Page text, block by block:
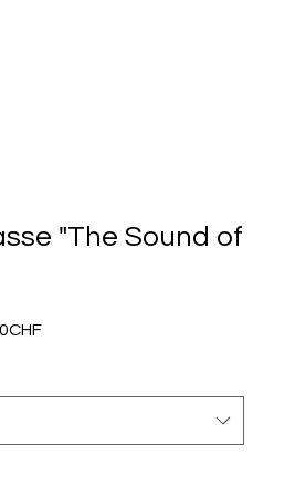
"The Sound of
Sale-